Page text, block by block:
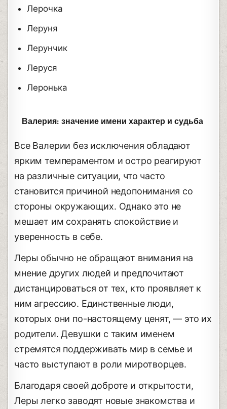
Лерочка
Леруня
Лерунчик
Леруся
Леронька
Валерия: значение имени характер и судьба
Все Валерии без исключения обладают
ярким темпераментом и остро реагируют
на различные ситуации, что часто
становится причиной недопонимания со
стороны окружающих. Однако это не
мешает им сохранять спокойствие и
уверенность в себе.
Леры обычно не обращают внимания на
мнение других людей и предпочитают
дистанцироваться от тех, кто проявляет к
ним агрессию. Единственные люди,
которых они по-настоящему ценят, — это их
родители. Девушки с таким именем
стремятся поддерживать мир в семье и
часто выступают в роли миротворцев.
Благодаря своей доброте и открытости,
Леры легко заводят новые знакомства и